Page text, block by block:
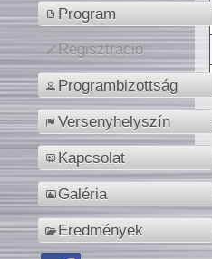
Program
Regisztráció
Programbizottság
Versenyhelyszín
Kapcsolat
Galéria
Eredmények